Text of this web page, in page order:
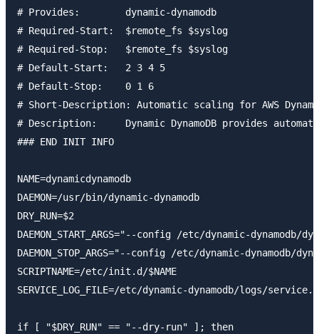
# Provides:        dynamic-dynamodb
# Required-Start:  $remote_fs $syslog
# Required-Stop:   $remote_fs $syslog
# Default-Start:   2 3 4 5
# Default-Stop:    0 1 6
# Short-Description: Automatic scaling for AWS
# Description:     Dynamic DynamoDB provides
### END INIT INFO
NAME=dynamicdynamodb
DAEMON=/usr/bin/dynamic-dynamodb
DRY_RUN=$2
DAEMON_START_ARGS="--config /etc/dynamic-
DAEMON_STOP_ARGS="--config /etc/dynamic-dynamodb/
SCRIPTNAME=/etc/init.d/$NAME
SERVICE_LOG_FILE=/etc/dynamic-dynamodb/logs/
if [ "$DRY_RUN" == "--dry-run" ]; then